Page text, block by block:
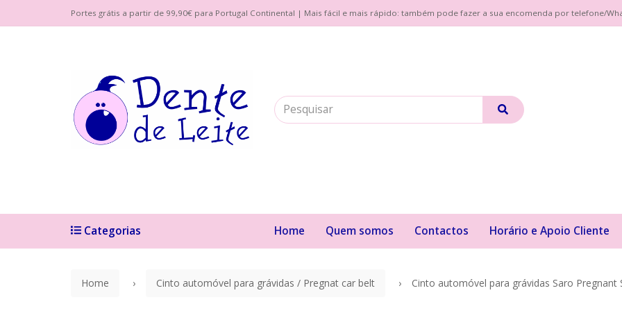
Portes grátis a partir de 99,90€ para Portugal Continental | Mais fácil e mais rápido: também pode fazer a sua encomenda por telefone/
Home Quem somos Contactos Horário e Apoio Cliente
Categorias
Home Cinto automóvel para grávidas / Pregnat car belt Cinto automóvel para grávidas Saro Pregnant